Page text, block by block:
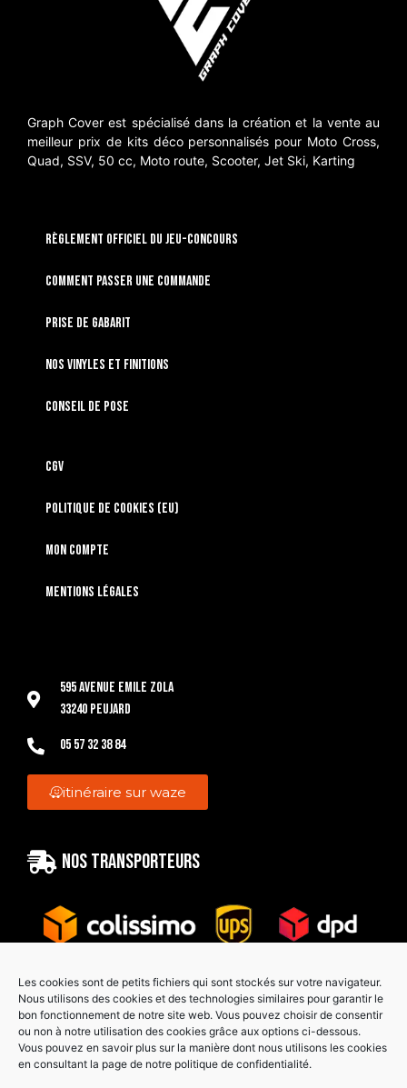
Les cookies sont de petits fichiers qui sont stockés sur votre navigateur.
Nous utilisons des cookies et des technologies similaires pour garantir le
bon fonctionnement de notre site web. Vous pouvez choisir de consentir
ou non à notre utilisation des cookies grâce aux options ci-dessous.
Vous pouvez en savoir plus sur la manière dont nous utilisons les cookies
en consultant la page de notre politique de confidentialité.
Graph Cover est spécialisé dans la création et la vente au
meilleur prix de kits déco personnalisés pour Moto Cross,
Quad, SSV, 50 cc, Moto route, Scooter, Jet Ski, Karting
RÈGLEMENT OFFICIEL DU JEU-CONCOURS
Comment passer une commande
Prise de gabarit
Nos vinyles et finitions
Conseil de pose
CGV
Politique de cookies (EU)
Mon compte
Mentions légales
595 Avenue Emile Zola
33240 Peujard
05 57 32 38 84
itinéraire sur waze
Nos transporteurs
Paiement sécurisé